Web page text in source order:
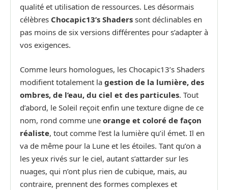
qualité et utilisation de ressources. Les désormais
célèbres Chocapic13’s Shaders sont déclinables en
pas moins de six versions différentes pour s’adapter à
vos exigences.
Comme leurs homologues, les Chocapic13’s Shaders
modifient totalement la gestion de la lumière, des
ombres, de l’eau, du ciel et des particules. Tout
d’abord, le Soleil reçoit enfin une texture digne de ce
nom, rond comme une orange et coloré de façon
réaliste, tout comme l’est la lumière qu’il émet. Il en
va de même pour la Lune et les étoiles. Tant qu’on a
les yeux rivés sur le ciel, autant s’attarder sur les
nuages, qui n’ont plus rien de cubique, mais, au
contraire, prennent des formes complexes et